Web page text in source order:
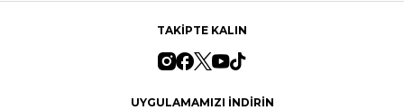
TAKİPTE KALIN
UYGULAMAMIZI İNDİRİN